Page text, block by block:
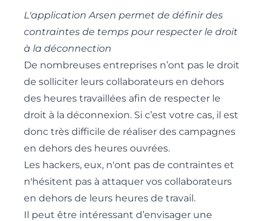
L'application Arsen permet de définir des
contraintes de temps pour respecter le droit
à la déconnection
De nombreuses entreprises n’ont pas le droit
de solliciter leurs collaborateurs en dehors
des heures travaillées afin de respecter le
droit à la déconnexion. Si c’est votre cas, il est
donc très difficile de réaliser des campagnes
en dehors des heures ouvrées.
Les hackers, eux, n'ont pas de contraintes et
n'hésitent pas à attaquer vos collaborateurs
en dehors de leurs heures de travail.
Il peut être intéressant d’envisager une